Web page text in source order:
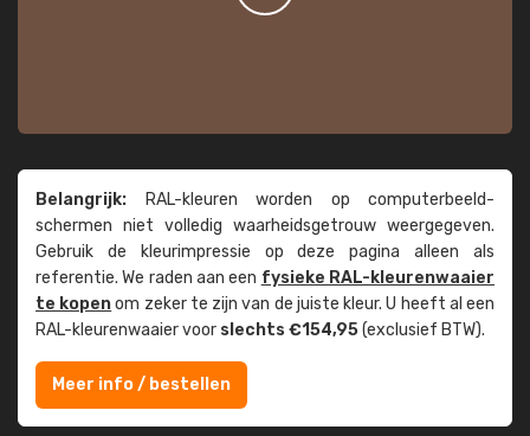
Belangrijk: RAL-kleuren worden op computer­beeld­
schermen niet volledig waarheids­­getrouw weer­gegeven.
Gebruik de kleur­impressie op deze pagina alleen als
referentie. We raden aan een fysieke RAL-kleuren­waaier
te kopenom zeker te zijn van de juiste kleur. U heeft al een
RAL-kleuren­waaier voor slechts €154,95(exclusief BTW).
Meer info / bestellen